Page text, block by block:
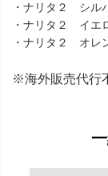
・ナリタ２ シル
・ナリタ２ イエ
・ナリタ２ オレ
※海外販売代行